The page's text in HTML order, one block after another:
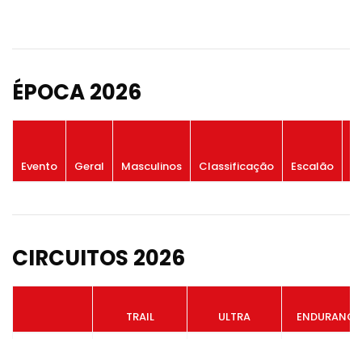
ÉPOCA 2026
Evento Geral Masculinos Classificação Escalão
CIRCUITOS 2026
TRAIL ULTRA ENDURANCE